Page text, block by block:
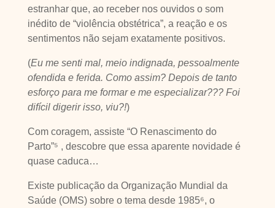
estranhar que, ao receber nos ouvidos o som
inédito de “violência obstétrica”, a reação e os
sentimentos não sejam exatamente positivos.
(Eu me senti mal, meio indignada, pessoalmente
ofendida e ferida. Como assim? Depois de tanto
esforço para me formar e me especializar??? Foi
difícil digerir isso, viu?!)
Com coragem, assiste “O Renascimento do
Parto”⁵ , descobre que essa aparente novidade é
quase caduca…
Existe publicação da Organização Mundial da
Saúde (OMS) sobre o tema desde 1985⁶, o